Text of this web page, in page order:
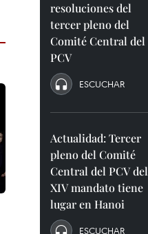
resoluciones del
tercer pleno del
Comité Central del
PCV
ESCUCHAR
Actualidad: Tercer
pleno del Comité
Central del PCV del
XIV mandato tiene
lugar en Hanoi
ESCUCHAR